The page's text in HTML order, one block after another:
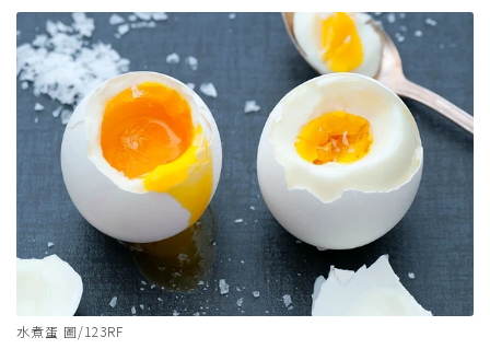
水煮蛋 圖/123RF